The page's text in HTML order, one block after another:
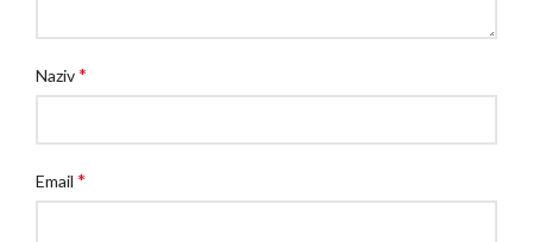
Naziv*
Email *